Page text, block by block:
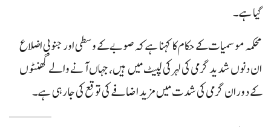
گیا ہے۔
محکمہ موسمیات کے حکام کا کہنا ہے کہ صوبے کے وسطی اور جنوبی اضلاع
ان دنوں شدید گرمی کی لہر کی لپیٹ میں ہیں، جہاں آنے والے گھنٹوں
کے دوران گرمی کی شدت میں مزید اضافے کی توقع کی جا رہی ہے۔